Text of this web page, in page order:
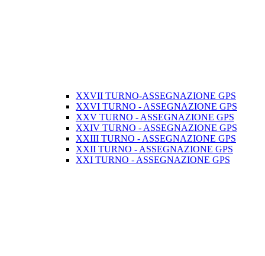
XXVII TURNO-ASSEGNAZIONE GPS
XXVI TURNO - ASSEGNAZIONE GPS
XXV TURNO - ASSEGNAZIONE GPS
XXIV TURNO - ASSEGNAZIONE GPS
XXIII TURNO - ASSEGNAZIONE GPS
XXII TURNO - ASSEGNAZIONE GPS
XXI TURNO - ASSEGNAZIONE GPS